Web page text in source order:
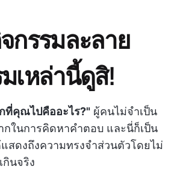
กรรมละลาย
เหล่านี้ดูสิ!
ที่คุณไปคืออะไร?" ผู้คนไม่จำเป็น
กในการคิดหาคำตอบ และนี่ก็เป็น
สดงถึงความทรงจำส่วนตัวโดยไม่
กินจริง